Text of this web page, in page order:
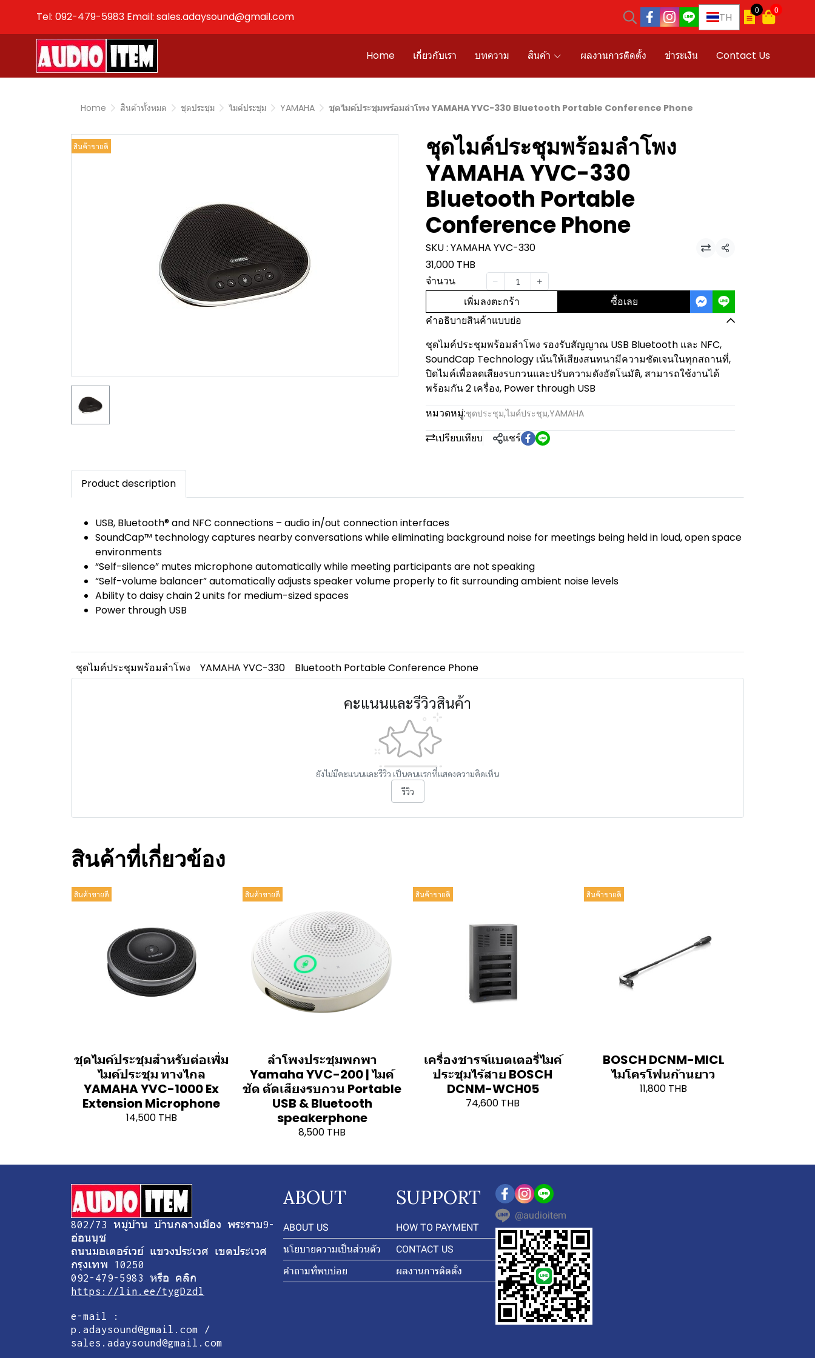
Tel: 092-479-5983 Email: sales.adaysound@gmail.com TH
0 0
Home เกี่ยวกับเรา บทความ สินค้า ผลงานการติดตั้ง ชำระเงิน Contact Us
Home สินค้าทั้งหมด ชุดประชุม ไมค์ประชุม YAMAHA ชุดไมค์ประชุมพร้อมลำโพง YAMAHA YVC-330 Bluetooth Portable Conference Phone
สินค้าขายดี
ชุดไมค์ประชุมพร้อมลำโพง
YAMAHA YVC-330
Bluetooth Portable
Conference Phone
SKU : YAMAHA YVC-330 แชร์
31,000 THB
จำนวน
เพิ่มลงตะกร้า ซื้อเลย
คำอธิบายสินค้าแบบย่อ
ชุดไมค์ประชุมพร้อมลำโพง รองรับสัญญาณ USB Bluetooth และ NFC,
SoundCap Technology เน้นให้เสียงสนทนามีความชัดเจนในทุกสถานที่,
ปิดไมค์เพื่อลดเสียงรบกวนและปรับความดังอัตโนมัติ, สามารถใช้งานได้
พร้อมกัน 2 เครื่อง, Power through USB
หมวดหมู่:ชุดประชุม,ไมค์ประชุม,YAMAHA
เปรียบเทียบ แชร์
Product description
USB, Bluetooth® and NFC connections – audio in/out connection interfaces
SoundCap™ technology captures nearby conversations while eliminating background noise for meetings being held in loud, open space
environments
“Self-silence” mutes microphone automatically while meeting participants are not speaking
“Self-volume balancer” automatically adjusts speaker volume properly to fit surrounding ambient noise levels
Ability to daisy chain 2 units for medium-sized spaces
Power through USB
ชุดไมค์ประชุมพร้อมลำโพง YAMAHA YVC-330 Bluetooth Portable Conference Phone
คะแนนและรีวิวสินค้า
ยังไม่มีคะแนนและรีวิว เป็นคนแรกที่แสดงความคิดเห็น
รีวิว
สินค้าที่เกี่ยวข้อง
สินค้าขายดี
ชุดไมค์ประชุมสำหรับต่อเพิ่ม
ไมค์ประชุม ทางไกล
YAMAHA YVC-1000 Ex
Extension Microphone
14,500 THB
สินค้าขายดี
ลำโพงประชุมพกพา
Yamaha YVC-200 | ไมค์
ชัด ตัดเสียงรบกวน Portable
USB & Bluetooth
speakerphone
8,500 THB
สินค้าขายดี
เครื่องชารจ์แบตเตอรี่ไมค์
ประชุมไร้สาย BOSCH
DCNM-WCH05
74,600 THB
สินค้าขายดี
BOSCH DCNM-MICL
ไมโครโฟนก้านยาว
11,800 THB
802/73 หมู่บ้าน บ้านกลางเมือง พระราม9-
อ่อนนุช
ถนนมอเตอร์เวย์ แขวงประเวศ เขตประเวศ
กรุงเทพ 10250
092-479-5983 หรือ คลิก
https://lin.ee/tygDzdl
e-mail :
p.adaysound@gmail.com /
sales.adaysound@gmail.com
ABOUT
ABOUT US
นโยบายความเป็นส่วนตัว
คำถามที่พบบ่อย
SUPPORT
HOW TO PAYMENT
CONTACT US
ผลงานการติดตั้ง
@audioitem